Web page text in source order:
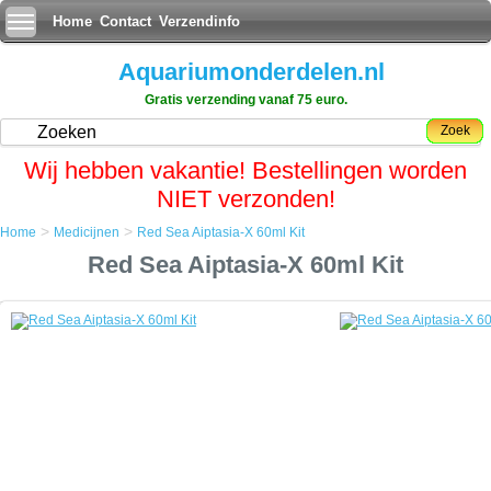
Home Contact Verzendinfo
Aquariumonderdelen.nl
Gratis verzending vanaf 75 euro.
Zoek
Wij hebben vakantie! Bestellingen worden
NIET verzonden!
Medicijnen
Red Sea Aiptasia-X 60ml Kit
Aiptasia sp. worden beschouwd als ongedierte in het zeeaquarium,
Home > Medicijnen > Red Sea Aiptasia-X 60ml Kit
Red Sea Aiptasia-X 60ml Kit